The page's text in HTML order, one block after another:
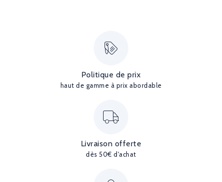
Politique de prix
haut de gamme à prix abordable
Livraison offerte
dès 50€ d'achat